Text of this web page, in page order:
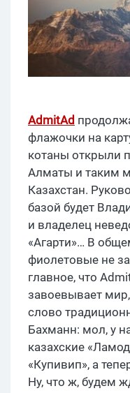
AdmitAd
флажочки на
котаны открыли
Алматы и таким
Казахстан.
базой будет
и владелец
«Агарти»… В
фиолетовые не
главное, что
завоевывает
слово
Бахманн: мол, у
казахские
«Купивип», а
Ну, что ж, будем